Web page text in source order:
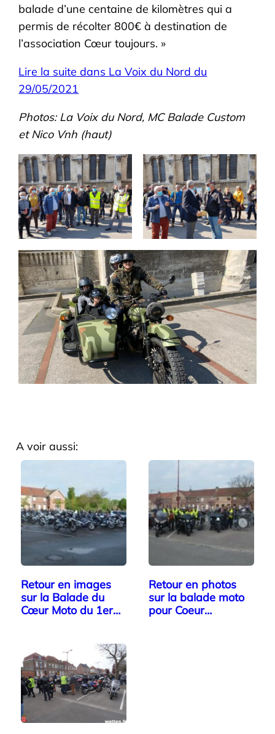
balade d’une centaine de kilomètres qui a
permis de récolter 800€ à destination de
l’association Cœur toujours. »
Lire la suite dans La Voix du Nord du
29/05/2021
Photos: La Voix du Nord, MC Balade Custom
et Nico Vnh (haut)
A voir aussi:
Retour en images
sur la Balade du
Cœur Moto du 1er
Retour en photos
sur la balade moto
pour Coeur…